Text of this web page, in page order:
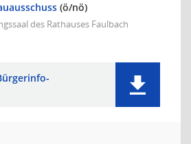
(ö/nö)
des Rathauses Faulbach